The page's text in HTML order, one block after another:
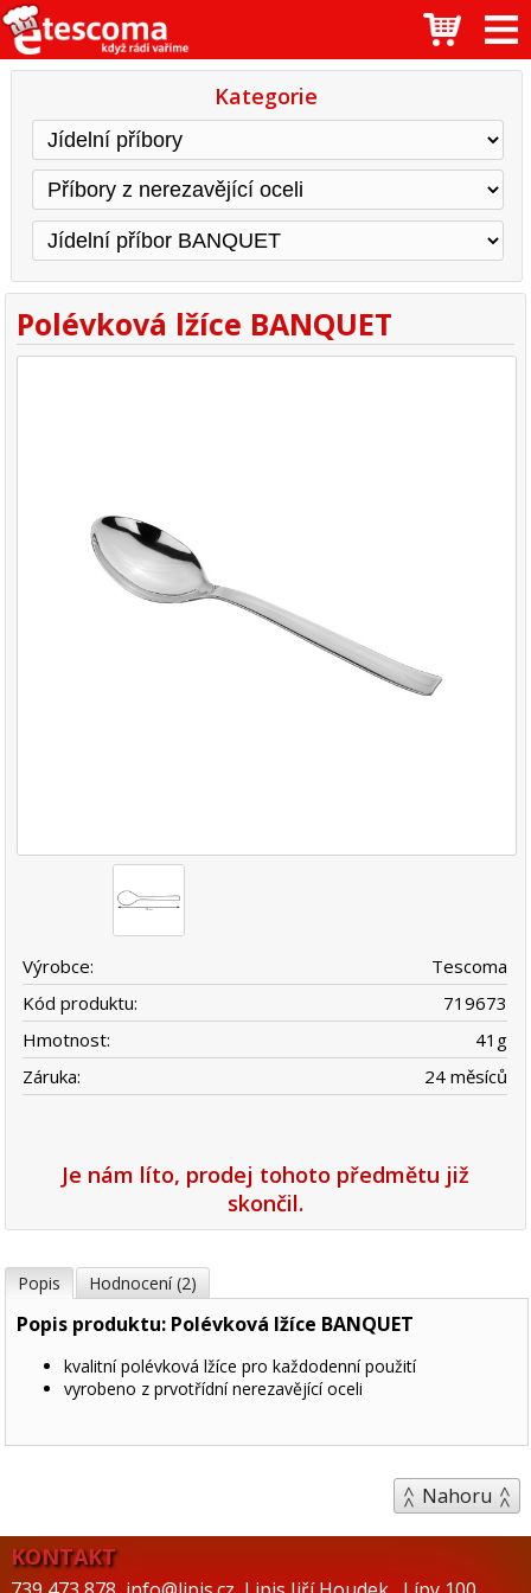
Kategorie
Polévková lžíce BANQUET
Výrobce:
Tescoma
Kód produktu:
719673
Hmotnost:
41 g
Záruka:
24 měsíců
Je nám líto, prodej tohoto předmětu již
skončil.
Popis Hodnocení (2)
Popis produktu: Polévková lžíce BANQUET
kvalitní polévková lžíce pro každodenní použití
vyrobeno z prvotřídní nerezavějící oceli
Nahoru
KONTAKT